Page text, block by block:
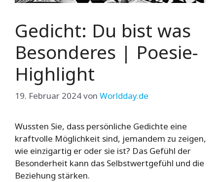
Gedicht: Du bist was
Besonderes | Poesie-
Highlight
19. Februar 2024von Worldday.de
Wussten Sie, dass persönliche Gedichte eine
kraftvolle Möglichkeit sind, jemandem zu zeigen,
wie einzigartig er oder sie ist? Das Gefühl der
Besonderheit kann das Selbstwertgefühl und die
Beziehung stärken.